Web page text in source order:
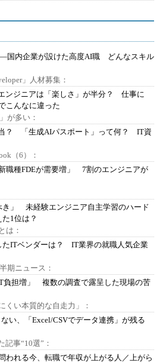
国内企業が設けた高度AI職 どんなスキル
」人材募集：
ンジニアは「楽しさ」が半分？ 仕事に
こんなに違った
が多い：
？ 「生成AIパスポート」って何？ IT資
（6）：
職種FDEが需要増」 7割のエンジニアが
き」 未経験エンジニア自主学習のハード
1位は？
は：
たITベンダーは？ IT業界の就職人気企業
期ニュース：
負担増」 複数の調査で露呈した現場の苦
くい本質的な自走力」：
い、「Excel/CSVでデータ連携」が残る
事“10選”：
われる今、転職で年収が上がる人／上がら